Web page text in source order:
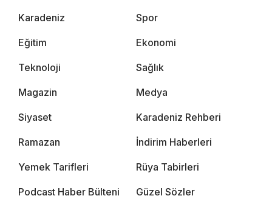
Karadeniz Spor
Eğitim Ekonomi
Teknoloji Sağlık
Magazin Medya
Siyaset Karadeniz Rehberi
Ramazan İndirim Haberleri
Yemek Tarifleri Rüya Tabirleri
Podcast Haber Bülteni Güzel Sözler